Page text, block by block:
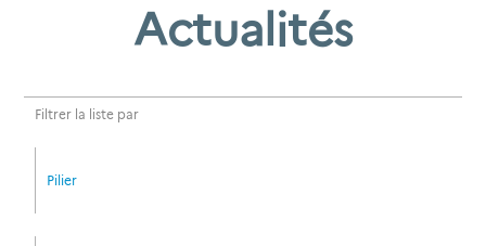
Actualités
Filtrer la liste par
Pilier